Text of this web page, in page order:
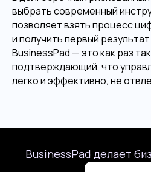
выбрать современный
позволяет взять процесс
и получить первый
BusinessPad — это как раз
подтверждающий, что
легко и эффективно, не
BusinessPad делает